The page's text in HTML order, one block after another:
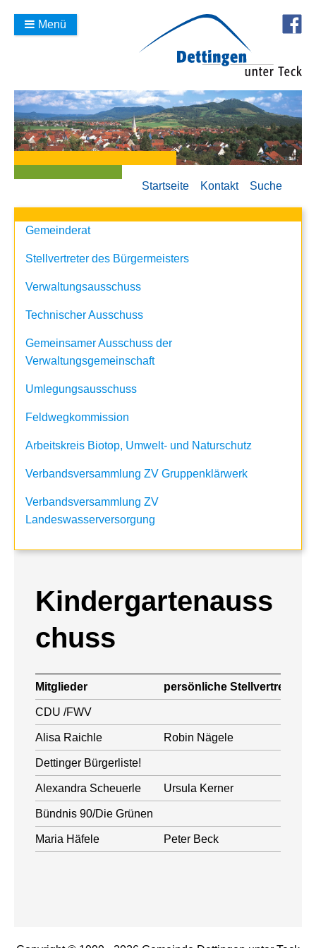
Menü
Startseite Kontakt Suche
Gemeinderat
Stellvertreter des Bürgermeisters
Verwaltungsausschuss
Technischer Ausschuss
Gemeinsamer Ausschuss der
Verwaltungsgemeinschaft
Umlegungsausschuss
Feldwegkommission
Arbeitskreis Biotop, Umwelt- und Naturschutz
Verbandsversammlung ZV Gruppenklärwerk
Verbandsversammlung ZV
Landeswasserversorgung
Kindergartenauss
chuss
Mitglieder persönliche Stellvertretung
CDU /FWV
Alisa Raichle Robin Nägele
Dettinger Bürgerliste!
Alexandra Scheuerle Ursula Kerner
Bündnis 90/Die Grünen
Maria Häfele Peter Beck